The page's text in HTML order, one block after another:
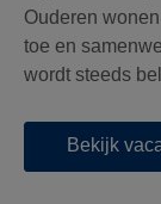
Ouderen
toe en
wordt steeds
Bekijk